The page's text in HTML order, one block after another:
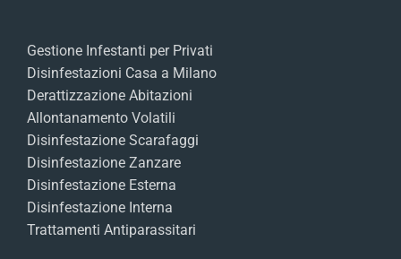
Gestione Infestanti per Privati
Disinfestazioni Casa a Milano
Derattizzazione Abitazioni
Allontanamento Volatili
Disinfestazione Scarafaggi
Disinfestazione Zanzare
Disinfestazione Esterna
Disinfestazione Interna
Trattamenti Antiparassitari